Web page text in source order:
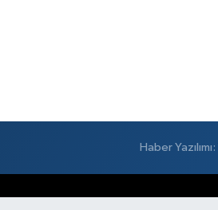
Haber Yazılımı: